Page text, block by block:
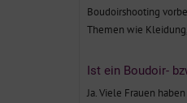
Boudoirshooting
Themen wie
Ist ein Boudoir-
Ja. Viele Frauen